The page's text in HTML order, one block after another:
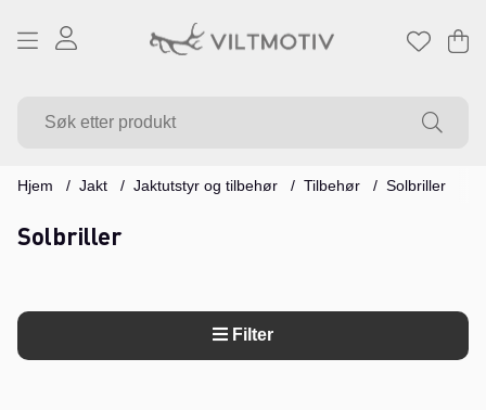
.
Hjem Jakt Jaktutstyr og tilbehør Tilbehør Solbriller
Solbriller
Filter